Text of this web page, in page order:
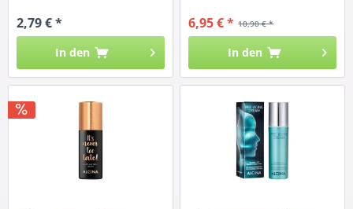
2,79 € *
In den
10,90 € *
6,95 € *
In den